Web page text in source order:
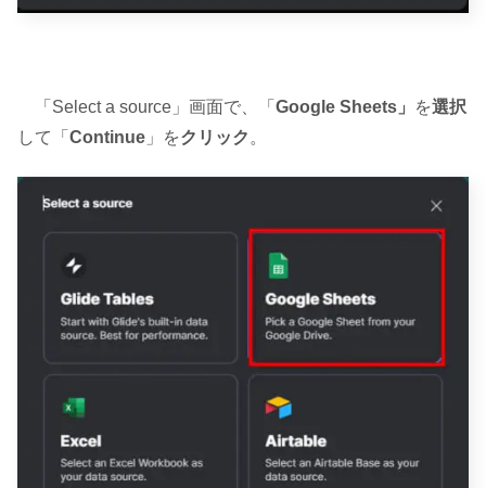
「Select a source」画面で、「 Google Sheets」 を選択
して「 Continue 」をクリック 。